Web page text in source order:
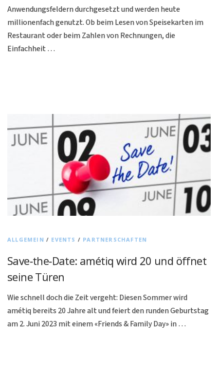
Anwendungsfeldern durchgesetzt und werden heute
millionenfach genutzt. Ob beim Lesen von Speisekarten im
Restaurant oder beim Zahlen von Rechnungen, die
Einfachheit …
ALLGEMEIN / EVENTS / PARTNERSCHAFTEN
Save-the-Date: amétiq wird 20 und öffnet
seine Türen
Wie schnell doch die Zeit vergeht: Diesen Sommer wird
amétiq bereits 20 Jahre alt und feiert den runden Geburtstag
am 2. Juni 2023 mit einem «Friends & Family Day» in …